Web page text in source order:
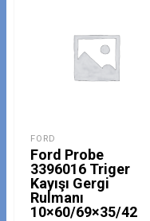
FORD
Ford Probe
3396016 Triger
Kayışı Gergi
Rulmanı
10×60/69×35/42